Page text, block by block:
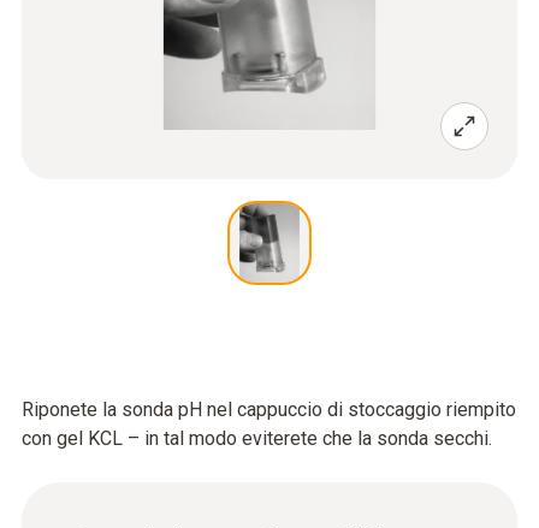
Riponete la sonda pH nel cappuccio di stoccaggio riempito
con gel KCL – in tal modo eviterete che la sonda secchi.